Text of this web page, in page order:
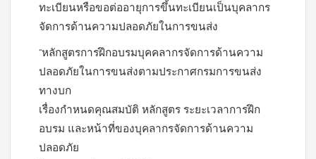
ทะเบียนหรือขอต่ออายุการขึ้นทะเบียนเป็นบุคลากร
จัดการด้านความปลอดภัยในการขนส่ง
“หลักสูตรการฝึกอบรมบุคคลากรจัดการด้านความ
ปลอดภัยในการขนส่งตามประกาศกรมการขนส่ง
ทางบก
เรื่องกำหนดคุณสมบัติ หลักสูตร ระยะเวลาการฝึก
อบรม และหน้าที่ของบุคลากรจัดการด้านความ
ปลอดภัย